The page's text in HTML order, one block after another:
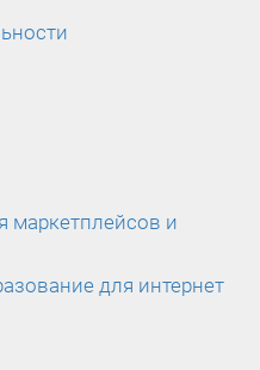
маркетплейсов и
для интернет